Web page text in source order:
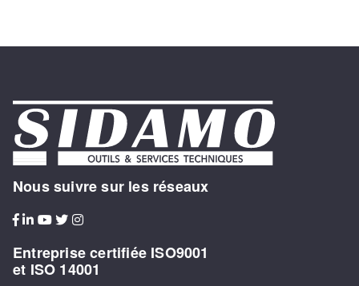
Nous suivre sur les réseaux
Entreprise certifiée ISO9001
et ISO 14001